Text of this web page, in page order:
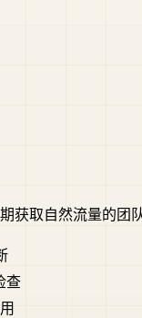
获取自然流量的团
查